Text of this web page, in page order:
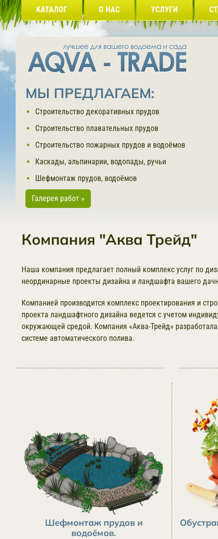
КАТАЛОГ О НАС УСЛУГИ
МЫ ПРЕДЛАГАЕМ:
Строительство декоративных прудов
Строительство плавательных прудов
Строительство пожарных прудов и водоёмов
Каскады, альпинарии, водопады, ручьи
Шефмонтаж прудов, водоёмов
Галерея работ »
Компания "Аква Трейд"
Наша компания предлагает полный комплекс услуг по
неординарные проекты дизайна и ландшафта вашего
Компанией производится комплекс проектирования и
проекта ландшафтного дизайна ведется с учетом
окружающей средой. Компания «Аква-Трейд» разработала
системе автоматического полива.
Шефмонтаж прудов и
водоёмов.